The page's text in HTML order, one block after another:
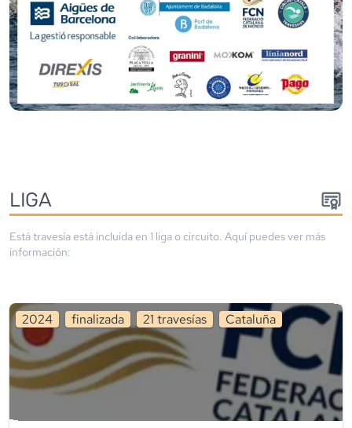
LIGA
Está travesía está incluida en 1 liga o circuito. Aquí puedes ver más
información:
2024 finalizada 21 travesías Cataluña